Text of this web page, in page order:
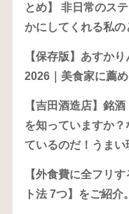
とめ】 非日常のス
かにしてくれる私
【保存版】あすか
2026｜美食家に薦
【吉田酒造店】銘
を知っていますか
ているのだ！うまい
【外食費に全フリ
ト法 7つ】をご紹